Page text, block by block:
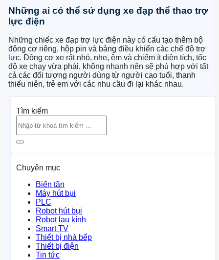
Những ai có thể sử dụng xe đạp thể thao trợ
lực điện
Những chiếc xe đạp trợ lực điện này có cấu tạo thêm bộ
động cơ riêng, hộp pin và bảng điều khiển các chế độ trợ
lực. Động cơ xe rất nhỏ, nhẹ, êm và chiếm ít diện tích, tốc
độ xe chạy vừa phải, không nhanh nên sẽ phù hợp với tất
cả các đối tượng người dùng từ người cao tuổi, thanh
thiếu niên, trẻ em với các nhu cầu đi lại khác nhau.
Tìm kiếm
Chuyên mục
Biến tần
Máy hút bụi
PLC
Robot hút bụi
Robot lau kính
Smart TV
Thiết bị nhà bếp
Thiết bị điện
Tin tức